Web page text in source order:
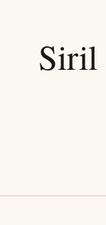
Siril